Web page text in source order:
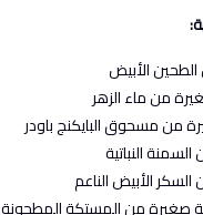
من مسحوق البايكنج باودر
من المستكة المطحونة